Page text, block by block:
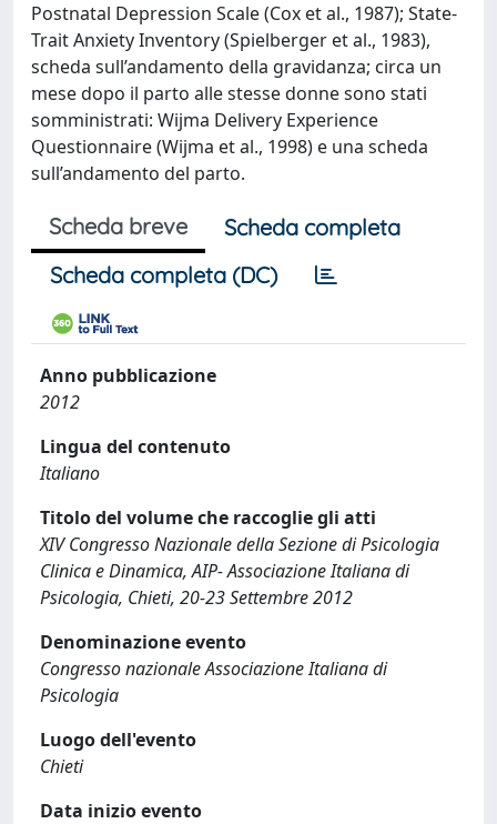
Postnatal Depression Scale (Cox et al., 1987); State-
Trait Anxiety Inventory (Spielberger et al., 1983),
scheda sull’andamento della gravidanza; circa un
mese dopo il parto alle stesse donne sono stati
somministrati: Wijma Delivery Experience
Questionnaire (Wijma et al., 1998) e una scheda
sull’andamento del parto.
Scheda breve
Scheda completa
Scheda completa (DC)
Anno pubblicazione
2012
Lingua del contenuto
Italiano
Titolo del volume che raccoglie gli atti
XIV Congresso Nazionale della Sezione di Psicologia
Clinica e Dinamica, AIP- Associazione Italiana di
Psicologia, Chieti, 20-23 Settembre 2012
Denominazione evento
Congresso nazionale Associazione Italiana di
Psicologia
Luogo dell'evento
Chieti
Data inizio evento